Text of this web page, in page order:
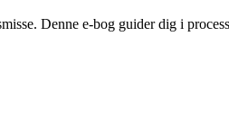
Denne e-bog guider dig i